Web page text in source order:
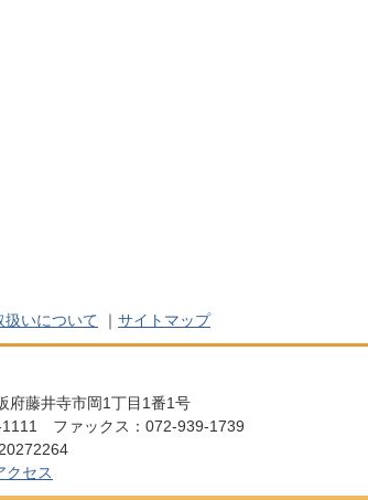
扱いについて ｜ サイトマップ
府藤井寺市岡1丁目1番1号
1111 ファックス：072-939-1739
クセス